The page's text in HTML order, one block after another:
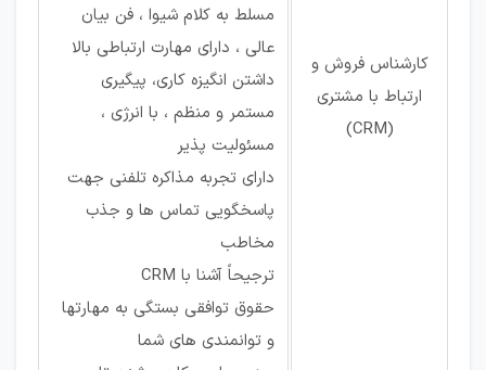
کارشناس فروش و
ارتباط با مشتری
(CRM)
مسلط به کلام شیوا ، فن بیان
عالی ، دارای مهارت ارتباطی بالا
داشتن انگیزه کاری، پیگیری
مستمر و منظم ، با انرژی ،
مسئولیت پذیر
دارای تجربه مذاکره تلفنی جهت
پاسخگویی تماس ها و جذب
مخاطب
ترجیحاً آشنا با CRM
حقوق توافقی بستگی به مهارتها
و توانمندی های شما